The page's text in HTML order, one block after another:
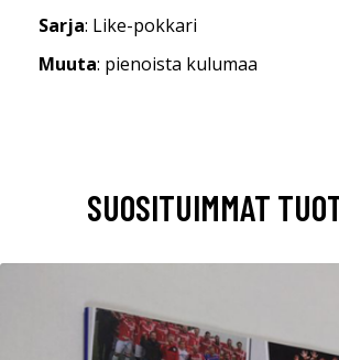
Sarja: Like-pokkari
Muuta: pienoista kulumaa
SUOSITUIMMAT